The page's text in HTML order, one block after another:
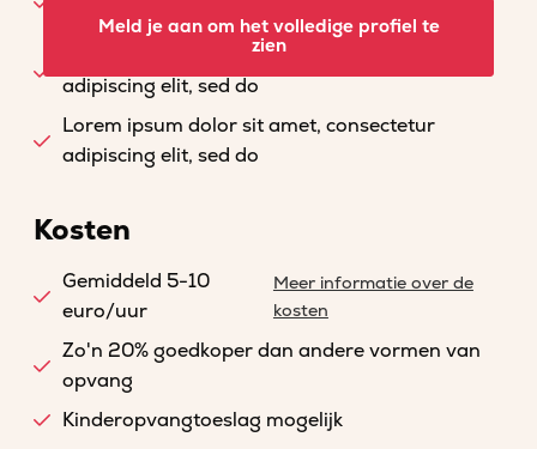
adipiscing elit, sed do
Lorem ipsum dolor sit amet, consectetur
adipiscing elit, sed do
Lorem ipsum dolor sit amet, consectetur
adipiscing elit, sed do
Meld je aan om het volledige profiel te
zien
Kosten
Gemiddeld 5-10
euro/uur
Meer informatie over de
kosten
Zo'n 20% goedkoper dan andere vormen van
opvang
Kinderopvangtoeslag mogelijk